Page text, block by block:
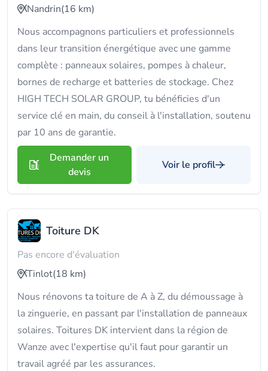
Nandrin(16 km)
Nous accompagnons particuliers et professionnels
dans leur transition énergétique avec une gamme
complète : panneaux solaires, pompes à chaleur,
bornes de recharge et batteries de stockage. Chez
HIGH TECH SOLAR GROUP, tu bénéficies d'un
service clé en main, du conseil à l'installation, soutenu
par 10 ans de garantie.
Demander un
devis
Voir le profil
Toiture DK
Pas encore d'évaluation
Tinlot(18 km)
Nous rénovons ta toiture de A à Z, du démoussage à
la zinguerie, en passant par l'installation de panneaux
solaires. Toitures DK intervient dans la région de
Wanze avec l'expertise qu'il faut pour garantir un
travail agréé par les assurances.